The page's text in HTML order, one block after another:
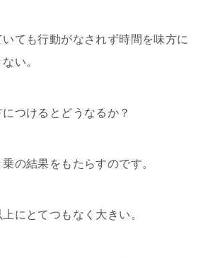
ても行動がなされず時間を味方に
い。
つけるとどうなるか？
の結果をもたらすのです。
にとてつもなく大きい。